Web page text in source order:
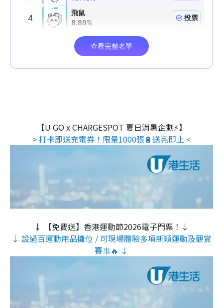
【U GO x CHARGESPOT 夏日消暑企劃⚡】
> 打卡即送充電券！限量1000張🔋送完即止 <
↓ 【免費送】香港運動節2026電子門票！↓
↓ 設過百運動用品攤位 / 可現場體驗多項新穎運動及觀賞
賽事🔥 ↓